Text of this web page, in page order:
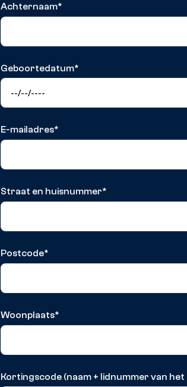
Achternaam*
Geboortedatum*
E-mailadres*
Straat en huisnummer*
Postcode*
Woonplaats*
Kortingscode (naam + lidnummer van het